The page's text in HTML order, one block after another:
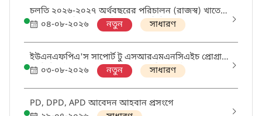
চলতি ২০২৬-২০২৭ অর্থবছরের পরিচালন (রাজস্ব) খাতে
ক্রয়ের বাৎসরিক ক্রয় পরিকল্পনা (এপিপি) প্রণয়ন প্রসঙ্গে
০৪-০৮-২০২৬ নতুন সাধারণ
ইউএনএফপিএ'স সাপোর্ট টু এসআরএমএনসিএইচ প্রোগ্রাম
থ্রু ডিজিএইচএস প্রকল্পের আওতায় 'মিডওয়াইফ' এবং
'ডিস্ট্রিক্ট এসআরএইচআর কোঅর্ডিনেটর' পদের নিয়োগ
পরীক্ষায় উত্তীর্ণ ও অপেক্ষমানদের তালিকা
০৩-০৮-২০২৬ নতুন সাধারণ
PD, DPD, APD আবেদন আহবান প্রসংগে